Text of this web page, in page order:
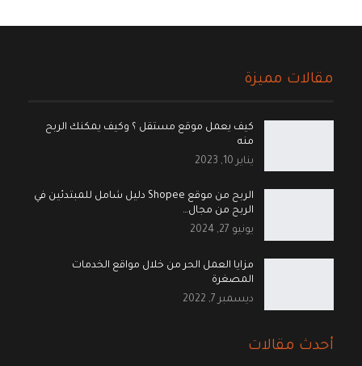
مقالات مميزة
كيف يعمل موقع مستقل ؟ وكيف يمكنك الربح
منه
يناير 10, 2023
الربح من موقع Shopee دليل شامل للمبتدئين في
الربح من مجال…
يونيو 27, 2024
مزايا العمل الحر من خلال مواقع الخدمات
المصغرة
ديسمبر 7, 2022
أحدث مقالات